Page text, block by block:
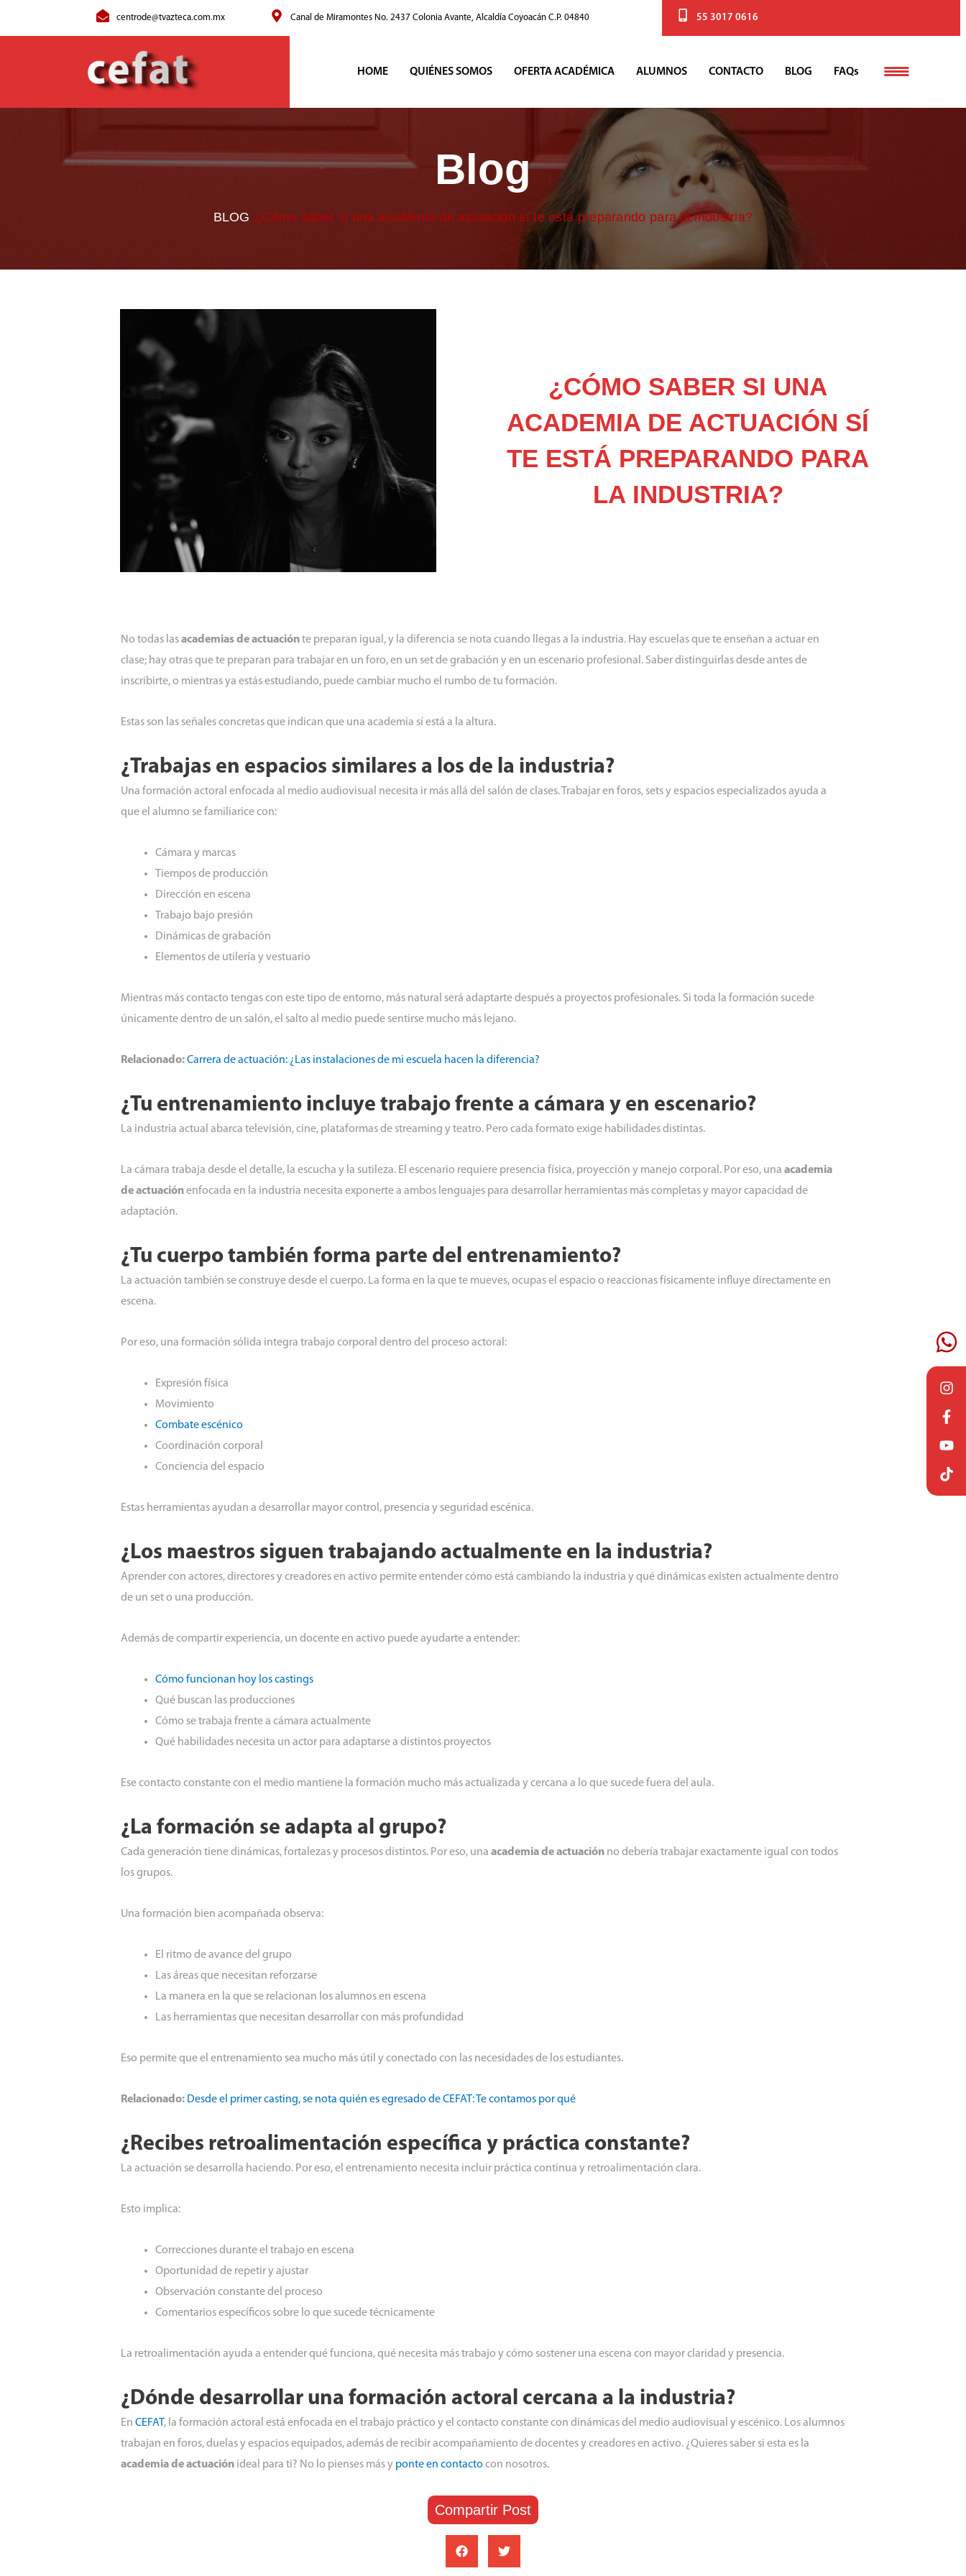
centrode@tvazteca.com.mx Canal de Miramontes No. 2437 Colonia Avante, Alcaldía Coyoacán C.P. 04840 55 3017 0616
HOME QUIÉNES SOMOS OFERTA ACADÉMICA ALUMNOS CONTACTO BLOG FAQs
Blog
BLOG ¿Cómo saber si una academia de actuación sí te está preparando para la industria?
¿CÓMO SABER SI UNA
ACADEMIA DE ACTUACIÓN SÍ
TE ESTÁ PREPARANDO PARA
LA INDUSTRIA?
No todas lasacademias de actuaciónte preparan igual, y la diferencia se nota cuando llegas a la industria. Hay escuelas que te enseñan a actuar en
clase; hay otras que te preparan para trabajar en un foro, en un set de grabación y en un escenario profesional. Saber distinguirlas desde antes de
inscribirte, o mientras ya estás estudiando, puede cambiar mucho el rumbo de tu formación.
Estas son las señales concretas que indican que una academia sí está a la altura.
¿Trabajas en espacios similares a los de la industria?
Una formación actoral enfocada al medio audiovisual necesita ir más allá del salón de clases. Trabajar en foros, sets y espacios especializados ayuda a
que el alumno se familiarice con:
Cámara y marcas
Tiempos de producción
Dirección en escena
Trabajo bajo presión
Dinámicas de grabación
Elementos de utilería y vestuario
Mientras más contacto tengas con este tipo de entorno, más natural será adaptarte después a proyectos profesionales. Si toda la formación sucede
únicamente dentro de un salón, el salto al medio puede sentirse mucho más lejano.
Relacionado:Carrera de actuación: ¿Las instalaciones de mi escuela hacen la diferencia?
¿Tu entrenamiento incluye trabajo frente a cámara y en escenario?
La industria actual abarca televisión, cine, plataformas de streaming y teatro. Pero cada formato exige habilidades distintas.
La cámara trabaja desde el detalle, la escucha y la sutileza. El escenario requiere presencia física, proyección y manejo corporal. Por eso, una academia
de actuaciónenfocada en la industria necesita exponerte a ambos lenguajes para desarrollar herramientas más completas y mayor capacidad de
adaptación.
¿Tu cuerpo también forma parte del entrenamiento?
La actuación también se construye desde el cuerpo. La forma en la que te mueves, ocupas el espacio o reaccionas físicamente influye directamente en
escena.
Por eso, una formación sólida integra trabajo corporal dentro del proceso actoral:
Expresión física
Movimiento
Combate escénico
Coordinación corporal
Conciencia del espacio
Estas herramientas ayudan a desarrollar mayor control, presencia y seguridad escénica.
¿Los maestros siguen trabajando actualmente en la industria?
Aprender con actores, directores y creadores en activo permite entender cómo está cambiando la industria y qué dinámicas existen actualmente dentro
de un set o una producción.
Además de compartir experiencia, un docente en activo puede ayudarte a entender:
Cómo funcionan hoy los castings
Qué buscan las producciones
Cómo se trabaja frente a cámara actualmente
Qué habilidades necesita un actor para adaptarse a distintos proyectos
Ese contacto constante con el medio mantiene la formación mucho más actualizada y cercana a lo que sucede fuera del aula.
¿La formación se adapta al grupo?
Cada generación tiene dinámicas, fortalezas y procesos distintos. Por eso, una academia de actuación no debería trabajar exactamente igual con todos
los grupos.
Una formación bien acompañada observa:
El ritmo de avance del grupo
Las áreas que necesitan reforzarse
La manera en la que se relacionan los alumnos en escena
Las herramientas que necesitan desarrollar con más profundidad
Eso permite que el entrenamiento sea mucho más útil y conectado con las necesidades de los estudiantes.
Relacionado: Desde el primer casting, se nota quién es egresado de CEFAT: Te contamos por qué
¿Recibes retroalimentación específica y práctica constante?
La actuación se desarrolla haciendo. Por eso, el entrenamiento necesita incluir práctica continua y retroalimentación clara.
Esto implica:
Correcciones durante el trabajo en escena
Oportunidad de repetir y ajustar
Observación constante del proceso
Comentarios específicos sobre lo que sucede técnicamente
La retroalimentación ayuda a entender qué funciona, qué necesita más trabajo y cómo sostener una escena con mayor claridad y presencia.
¿Dónde desarrollar una formación actoral cercana a la industria?
En CEFAT, la formación actoral está enfocada en el trabajo práctico y el contacto constante con dinámicas del medio audiovisual y escénico. Los alumnos
trabajan en foros, duelas y espacios equipados, además de recibir acompañamiento de docentes y creadores en activo. ¿Quieres saber si esta es la
academia de actuación ideal para ti? No lo pienses más y ponte en contactocon nosotros.
Compartir Post